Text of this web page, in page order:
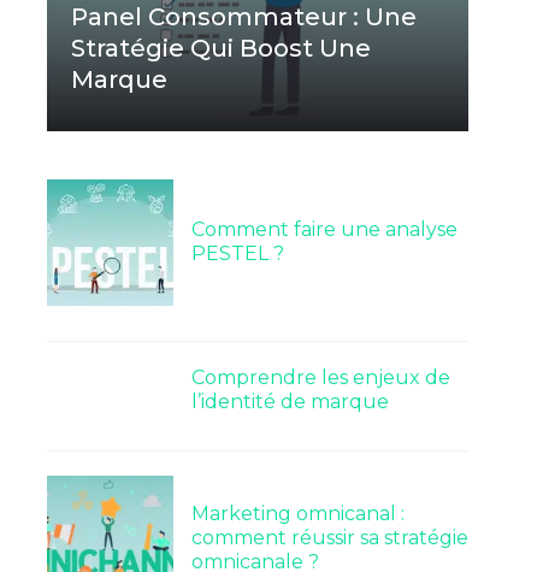
Panel Consommateur : Une
Stratégie Qui Boost Une
Marque
Comment faire une analyse
PESTEL ?
Comprendre les enjeux de
l’identité de marque
Marketing omnicanal :
comment réussir sa stratégie
omnicanale ?